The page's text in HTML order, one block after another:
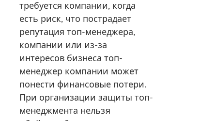
требуется компании, когда
есть риск, что пострадает
репутация топ-менеджера,
компании или из-за
интересов бизнеса топ-
менеджер компании может
понести финансовые потери.
При организации защиты топ-
менеджмента нельзя